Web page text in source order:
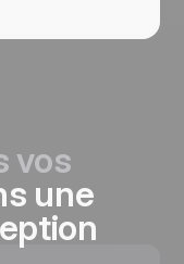
vos
une